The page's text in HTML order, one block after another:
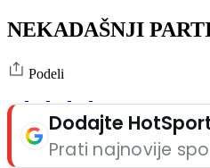
NEKADAŠNJI
Podeli
Dodajte
Prati najnovije